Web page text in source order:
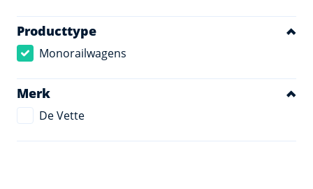
Producttype
Monorailwagens
Merk
De Vette